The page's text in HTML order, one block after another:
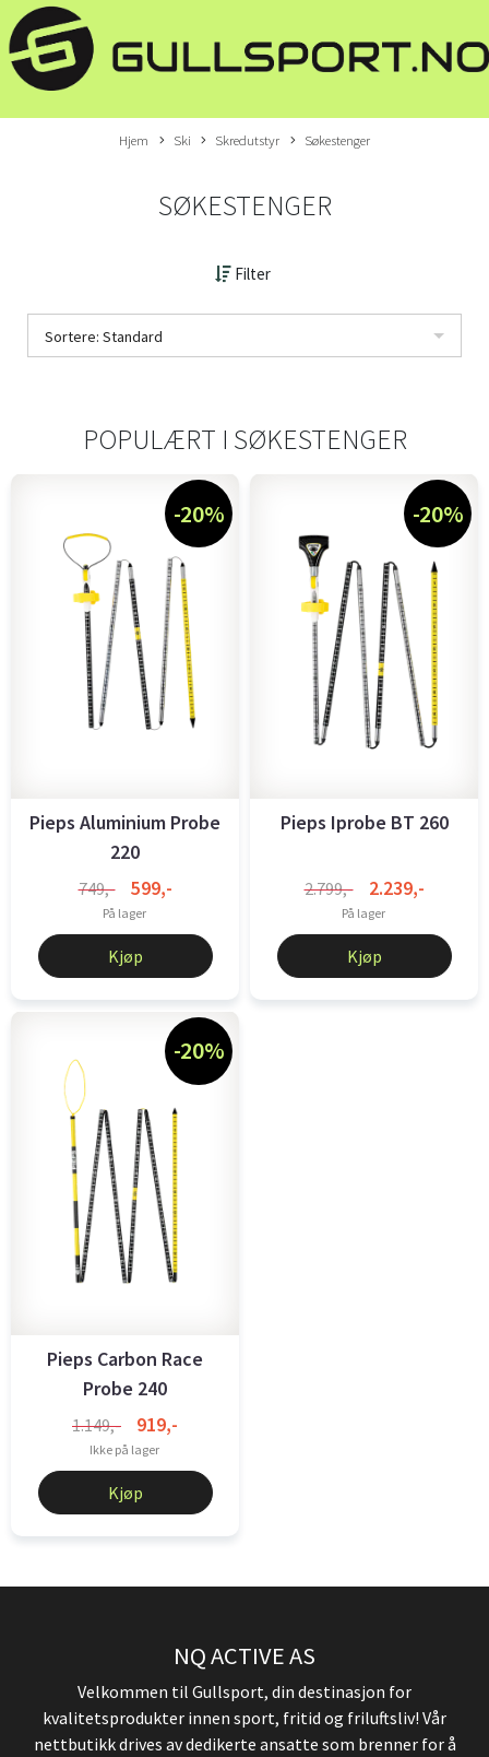
Hjem Ski Skredutstyr Søkestenger
SØKESTENGER
Filter
Sortere: Standard
POPULÆRT I SØKESTENGER
-20%
Pieps Aluminium Probe
220
749,- 599,-
På lager
Kjøp
-20%
Pieps Iprobe BT 260
2.799,- 2.239,-
På lager
Kjøp
-20%
Pieps Carbon Race
Probe 240
1.149,- 919,-
Ikke på lager
Kjøp
NQ ACTIVE AS
Velkommen til Gullsport, din destinasjon for
kvalitetsprodukter innen sport, fritid og friluftsliv! Vår
nettbutikk drives av dedikerte ansatte som brenner for å